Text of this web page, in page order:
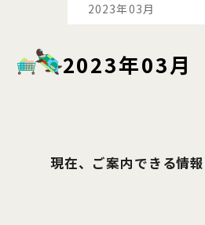
2023年03月
2023年03月
現在、ご案内できる情報